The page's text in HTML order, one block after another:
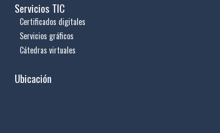
Servicios TIC
Certificados digitales
Servicios gráficos
Cátedras virtuales
Ubicación